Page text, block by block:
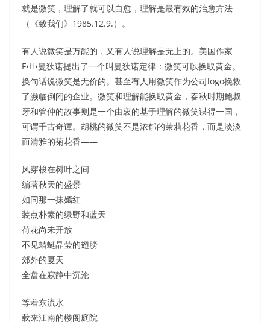
就是微笑，理解了就可以自愈，理解是最有效的治愈方法
（《致我们》1985.12.9.）。
有人说微笑是万能的，又有人说理解是无上的。美国作家
F•H•曼狄诺提出了一个叫曼狄诺定律：微笑可以换取黄金。
换句话说微笑是无价的。甚至有人用微笑作为公司logo挽救
了濒临倒闭的企业。微笑和理解能换取黄金，春秋时期鲍叔
牙和管仲的故事则是一个由衷的基于理解的微笑谋得一国，
可谓千古奇谭。胡桃的微笑不是浓郁的茉莉花香，而是淡淡
而清雅的菊花香——
风穿梭在树叶之间
编著秋天的盛景
如同那一抹嫣红
装点朴素的绿野和蓝天
荷花尚未开放
不见蜻蜓晶莹的翅膀
郊外的夏天
全盘在寂静中沉沦
等着东流水
载来江南的楼阁庭院